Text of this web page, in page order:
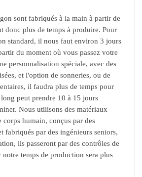
sont fabriqués à la main à partir de
donc plus de temps à produire. Pour
standard, il nous faut environ 3 jours
du moment où vous passez votre
personnalisation spéciale, avec des
et l'option de sonneries, ou de
il faudra plus de temps pour
peut prendre 10 à 15 jours
Nous utilisons des matériaux
corps humain, conçus par des
fabriqués par des ingénieurs seniors,
ils passeront par des contrôles de
temps de production sera plus